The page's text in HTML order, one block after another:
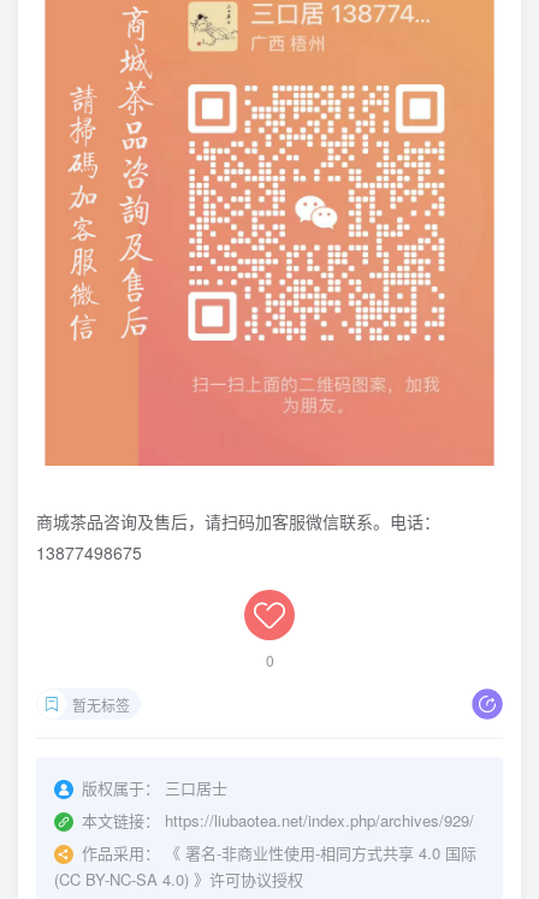
商城茶品咨询及售后，请扫码加客服微信联系。电话：
13877498675
0
暂无标签
版权属于：
三口居士
本文链接：
https://liubaotea.net/index.php/archives/929/
作品采用：
《 署名-非商业性使用-相同方式共享 4.0 国际
(CC BY-NC-SA 4.0) 》许可协议授权